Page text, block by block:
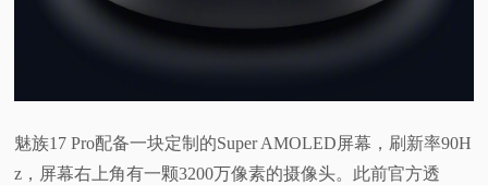
魅族17 Pro配备一块定制的Super AMOLED屏幕，刷新率90H
z，屏幕右上角有一颗3200万像素的摄像头。此前官方透